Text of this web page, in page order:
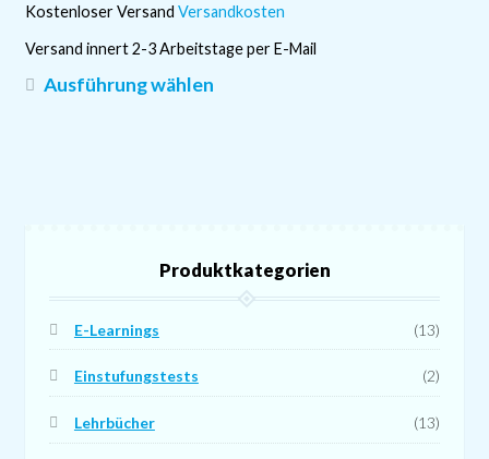
Kostenloser Versand Versandkosten
Versand innert 2-3 Arbeitstage per E-Mail
Ausführung wählenDieses
Optionen
der
Produktkategorien
E-Learnings (13)
Einstufungstests (2)
Lehrbücher (13)